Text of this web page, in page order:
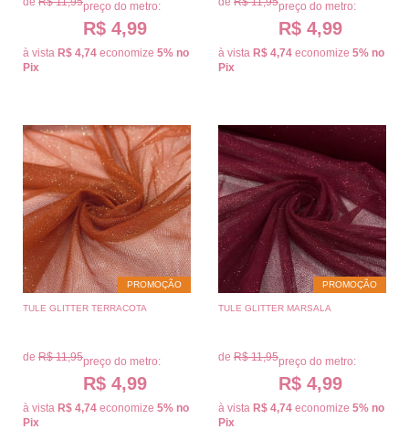
preço do metro:
R$ 4,99
à vista R$ 4,74 economize 5% no
Pix
preço do metro:
R$ 4,99
à vista R$ 4,74 economize 5% no
Pix
PROMOÇÃO
TULE GLITTER TERRACOTA
de R$ 11,95preço do metro:
R$ 4,99
à vista R$ 4,74 economize 5% no
Pix
PROMOÇÃO
TULE GLITTER MARSALA
de R$ 11,95preço do metro:
R$ 4,99
à vista R$ 4,74 economize 5% no
Pix